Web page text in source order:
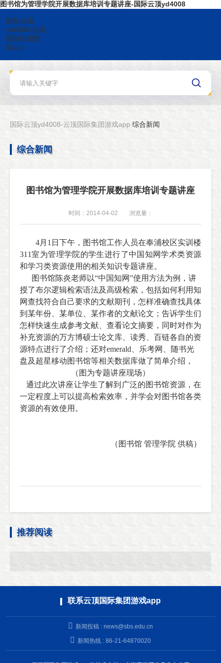
图书馆为管理学院开展数据库培训专题讲座-国际云顶yd4008
国际云顶
yd4008-云顶
国际集团游
戏app
国际云顶yd4008-云顶国际集团游戏app 综合新闻
综合新闻
图书馆为管理学院开展数据库培训专题讲座
时间：2014-04-02 浏览量：
4月 1 日下午，图书馆工作人员在奉浦校区实训楼
311室为管理学院的学生进行了中国知网学术类资源
和学习类资源使用的相关知识专题讲座。
图书馆陈炎老师以“中国知网”使用方法为例，讲
授了布尔逻辑检索语法及高级检索，包括如何利用知
网查找符合自己要求的文献期刊，怎样准确查找具体
到某年份、某单位、某作者的文献论文；告诉学生们
怎样快速生成参考文献、查看论文摘要，同时对作为
补充资源的万方博硕士论文库、读秀、百链各自的资
源特点进行了介绍；还对emerald 、乐考网、随书光
盘及超星移动图书馆等相关数据库做了简单介绍，
（图为专题讲座现场）
通过此次讲座让学生了解到广泛的图书馆资源，在
一定程度上可以提高检索效率，并学会对图书馆各类
资源的有效使用。
（图书馆 管理学院 供稿）
推荐阅读
联系云顶国际集团游戏app
新闻投稿 : news@sbs.edu.cn
新闻热线 : 86-21-64870020